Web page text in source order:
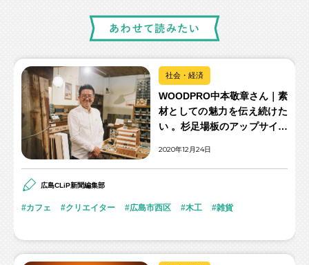
社会・経済
WOODPRO中本敬章さん｜素
材としての魅力を伝え続けた
い 。杉足場板のアップサイク
2020年12月24日
広島CLiP新聞編集部
カフェ クリエイター 広島市西区 木工 雑貨